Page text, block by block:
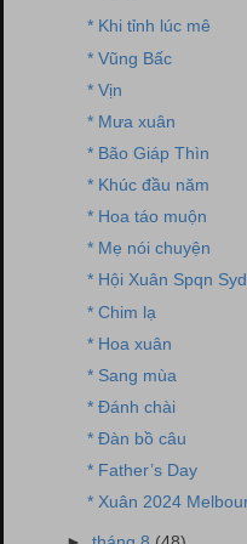
* Khi tỉnh lúc mê
* Vũng Bấc
* Vịn
* Mưa xuân
* Bão Giáp Thìn
* Khúc đầu năm
* Hoa táo muộn
* Mẹ nói chuyện
* Hội Xuân Spqn
* Chim lạ
* Hoa xuân
* Sang mùa
* Đánh chài
* Đàn bồ câu
* Father’s Day
* Xuân 2024